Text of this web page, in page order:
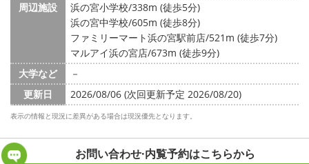
周辺施設
浜の宮小学校/338m (徒歩5分)
浜の宮中学校/605m (徒歩8分)
ファミリーマート浜の宮駅前店/521m (徒歩7分)
マルアイ浜の宮店/673m (徒歩9分)
大学など
－
更新日
2026/08/06 (次回更新予定 2026/08/20)
表示の情報と現況に差異がある場合は現況優先となります。
お問い合わせ·内覧予約はこちらから